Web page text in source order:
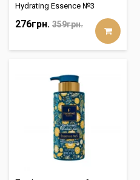
Hydrating Essence №3
276грн. 359грн.